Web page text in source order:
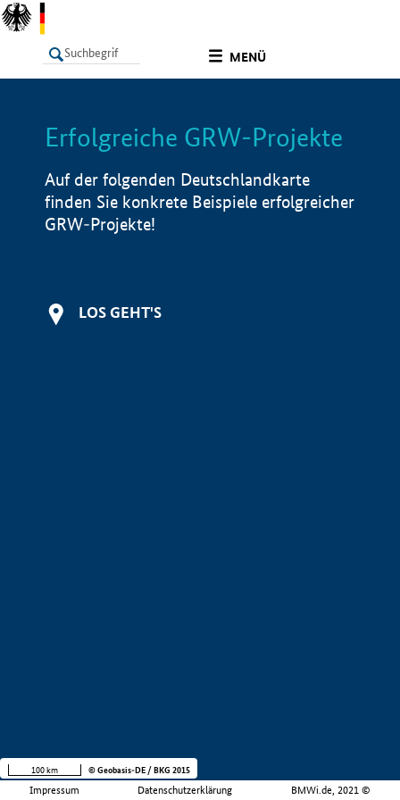
MENÜ
LISTE Info
Erfolgreiche GRW-Projekte
Auf der folgenden Deutschlandkarte
finden Sie konkrete Beispiele erfolgreicher
GRW-Projekte!
LOS GEHT'S
Impressum Datenschutzerklärung BMWi.de, 2021 ©
100 km © Geobasis-DE / BKG 2015